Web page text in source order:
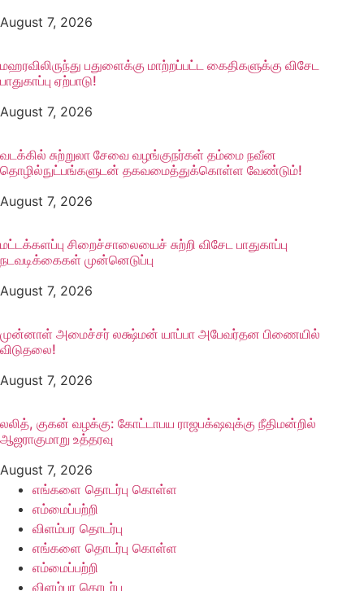
August 7, 2026
மஹரவிலிருந்து பதுளைக்கு மாற்றப்பட்ட கைதிகளுக்கு விசேட
பாதுகாப்பு ஏற்பாடு!
August 7, 2026
வடக்கில் சுற்றுலா சேவை வழங்குநர்கள் தம்மை நவீன
தொழில்நுட்பங்களுடன் தகவமைத்துக்கொள்ள வேண்டும்!
August 7, 2026
மட்டக்களப்பு சிறைச்சாலையைச் சுற்றி விசேட பாதுகாப்பு
நடவடிக்கைகள் முன்னெடுப்பு
August 7, 2026
முன்னாள் அமைச்சர் லக்ஷ்மன் யாப்பா அபேவர்தன பிணையில்
விடுதலை!
August 7, 2026
லலித், குகன் வழக்கு: கோட்டாபய ராஜபக்‌ஷவுக்கு நீதிமன்றில்
ஆஜராகுமாறு உத்தரவு
August 7, 2026
எங்களை தொடர்பு கொள்ள
எம்மைப்பற்றி
விளம்பர தொடர்பு
எங்களை தொடர்பு கொள்ள
எம்மைப்பற்றி
விளம்பர தொடர்பு